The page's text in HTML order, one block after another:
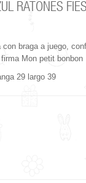
RATONES
braga a juego,
Mon petit bonbon
29 largo 39